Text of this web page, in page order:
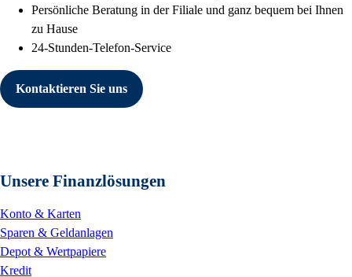
Persönliche Beratung in der Filiale und ganz bequem bei Ihnen
zu Hause
24-Stunden-Telefon-Service
Kontaktieren Sie uns
Unsere Finanzlösungen
Konto & Karten
Sparen & Geldanlagen
Depot & Wertpapiere
Kredit